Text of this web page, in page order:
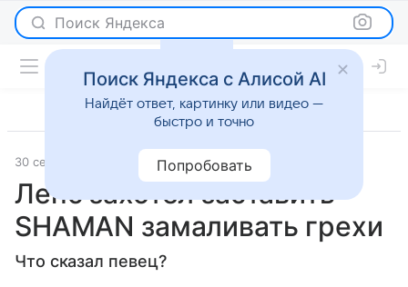
Поиск Яндекса
30 сентября 2024 Lenta.Ru Светская жизнь
Лепс захотел заставить
SHAMAN замаливать грехи
Что сказал певец?
Поиск Яндекса с Алисой AI
Найдёт ответ, картинку или видео —
быстро и точно
Попробовать